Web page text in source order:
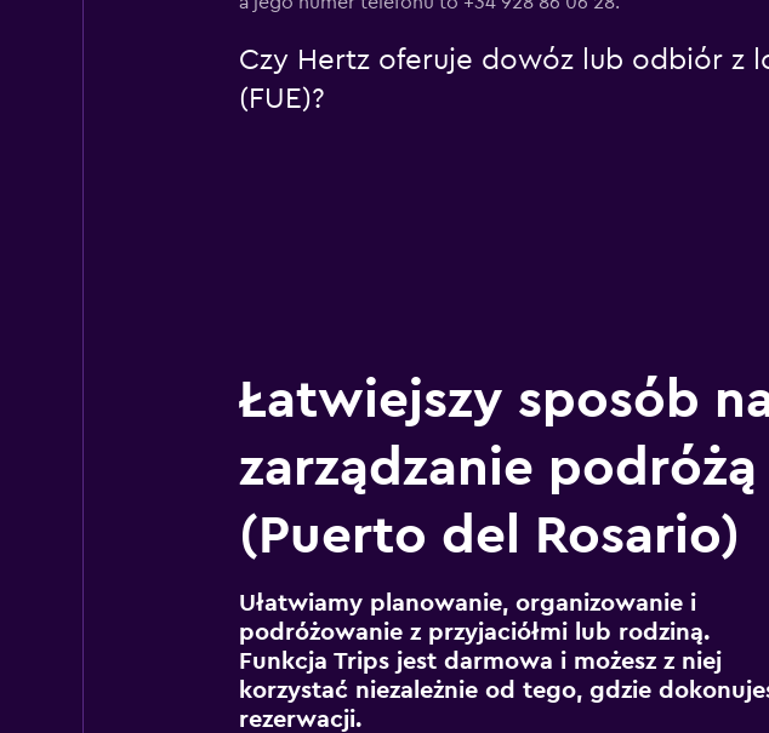
Czy Hertz oferuje dowóz lub odbiór z
(FUE)?
Łatwiejszy sposób
zarządzanie podróżą
(Puerto del Rosario)
Ułatwiamy planowanie, organizowanie i
podróżowanie z przyjaciółmi lub rodziną.
Funkcja Trips jest darmowa i możesz z niej
korzystać niezależnie od tego, gdzie
rezerwacji.